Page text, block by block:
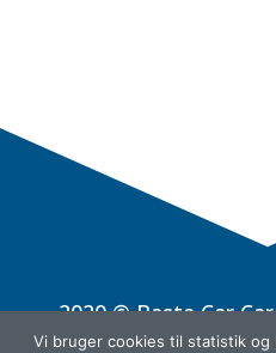
2020 © Basta Car
6000 Kolding ·
Vi bruger cookies til statistik